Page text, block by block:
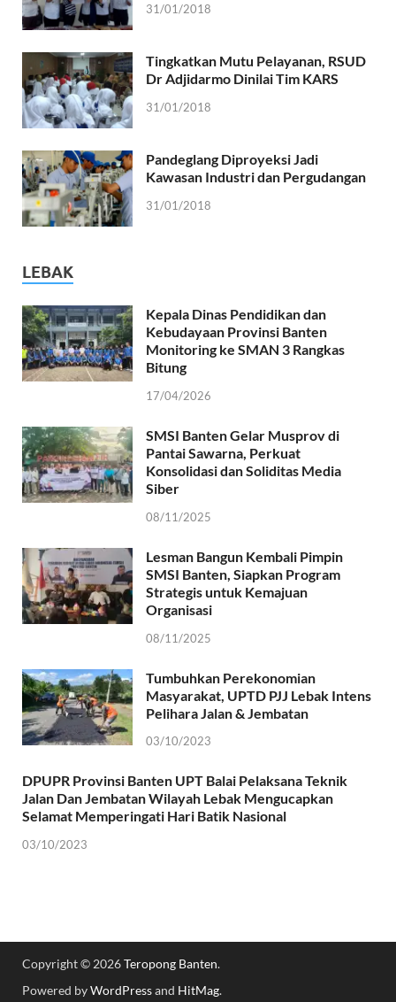
31/01/2018
Tingkatkan Mutu Pelayanan, RSUD
Dr Adjidarmo Dinilai Tim KARS
31/01/2018
Pandeglang Diproyeksi Jadi
Kawasan Industri dan Pergudangan
31/01/2018
LEBAK
Kepala Dinas Pendidikan dan
Kebudayaan Provinsi Banten
Monitoring ke SMAN 3 Rangkas
Bitung
17/04/2026
SMSI Banten Gelar Musprov di
Pantai Sawarna, Perkuat
Konsolidasi dan Soliditas Media
Siber
08/11/2025
Lesman Bangun Kembali Pimpin
SMSI Banten, Siapkan Program
Strategis untuk Kemajuan
Organisasi
08/11/2025
Tumbuhkan Perekonomian
Masyarakat, UPTD PJJ Lebak Intens
Pelihara Jalan & Jembatan
03/10/2023
DPUPR Provinsi Banten UPT Balai Pelaksana Teknik
Jalan Dan Jembatan Wilayah Lebak Mengucapkan
Selamat Memperingati Hari Batik Nasional
03/10/2023
Copyright © 2026Teropong Banten.
Powered byWordPressand HitMag.